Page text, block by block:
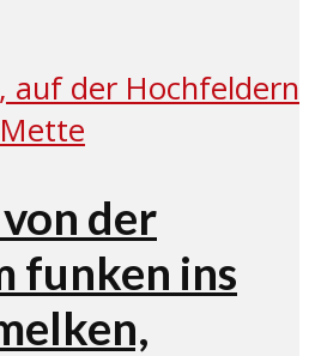
der
funken ins